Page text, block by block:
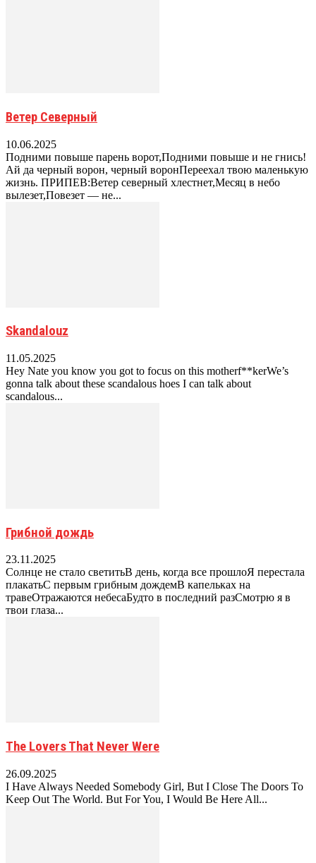
Ветер Северный
10.06.2025
Подними повыше парень ворот,Подними повыше и не гнись!
Ай да черный ворон, черный воронПереехал твою маленькую
жизнь. ПРИПЕВ:Ветер северный хлестнет,Месяц в небо
вылезет,Повезет — не...
Skandalouz
11.05.2025
Hey Nate you know you got to focus on this motherf**kerWe’s
gonna talk about these scandalous hoes I can talk about
scandalous...
Грибной дождь
23.11.2025
Солнце не стало светитьВ день, когда все прошлоЯ перестала
плакатьС первым грибным дождемВ капельках на
травеОтражаются небесаБудто в последний разСмотрю я в
твои глаза...
The Lovers That Never Were
26.09.2025
I Have Always Needed Somebody Girl, But I Close The Doors To
Keep Out The World. But For You, I Would Be Here All...